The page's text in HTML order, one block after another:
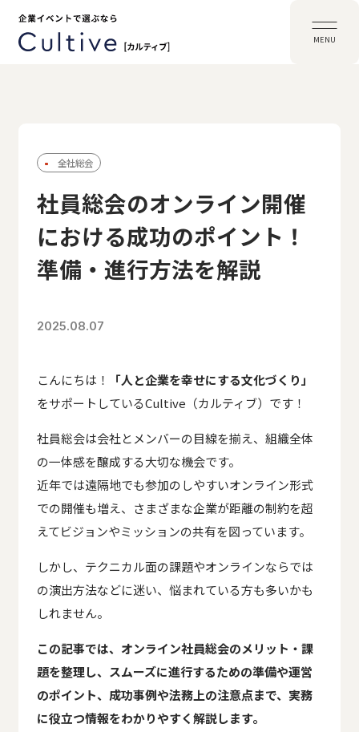
MENU
全社総会
社員総会のオンライン開催
における成功のポイント！
準備・進行方法を解説
2025.08.07
こんにちは！
「人と企業を幸せにする文化づくり」
をサポートしているCultive（カルティブ）です！
社員総会は会社とメンバーの目線を揃え、組織全体
の一体感を醸成する大切な機会です。
近年では遠隔地でも参加のしやすいオンライン形式
での開催も増え、さまざまな企業が距離の制約を超
えてビジョンやミッションの共有を図っています。
しかし、テクニカル面の課題やオンラインならでは
の演出方法などに迷い、悩まれている方も多いかも
しれません。
この記事では、オンライン社員総会のメリット・課
題を整理し、スムーズに進行するための準備や運営
のポイント、成功事例や法務上の注意点まで、実務
に役立つ情報をわかりやすく解説します。